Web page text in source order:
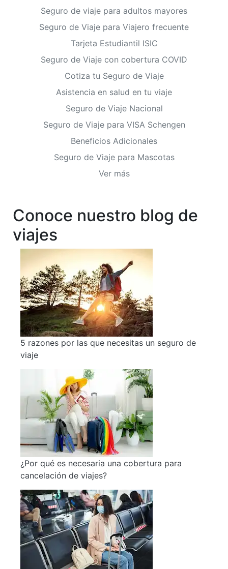
Seguro de viaje para adultos mayores
Seguro de Viaje para Viajero frecuente
Tarjeta Estudiantil ISIC
Seguro de Viaje con cobertura COVID
Cotiza tu Seguro de Viaje
Asistencia en salud en tu viaje
Seguro de Viaje Nacional
Seguro de Viaje para VISA Schengen
Beneficios Adicionales
Seguro de Viaje para Mascotas
Ver más
Conoce nuestro blog de
viajes
5 razones por las que necesitas un seguro de
viaje
¿Por qué es necesaria una cobertura para
cancelación de viajes?